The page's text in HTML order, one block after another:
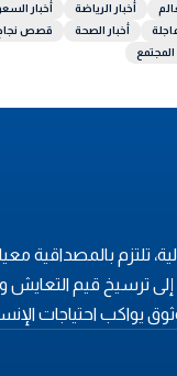
أخبار الرياضة أخبار
أخبار الصحة قصص نجاح
تلتزم بالمصداقية
ترسيخ قيم التعايش
يواكب احتياجات